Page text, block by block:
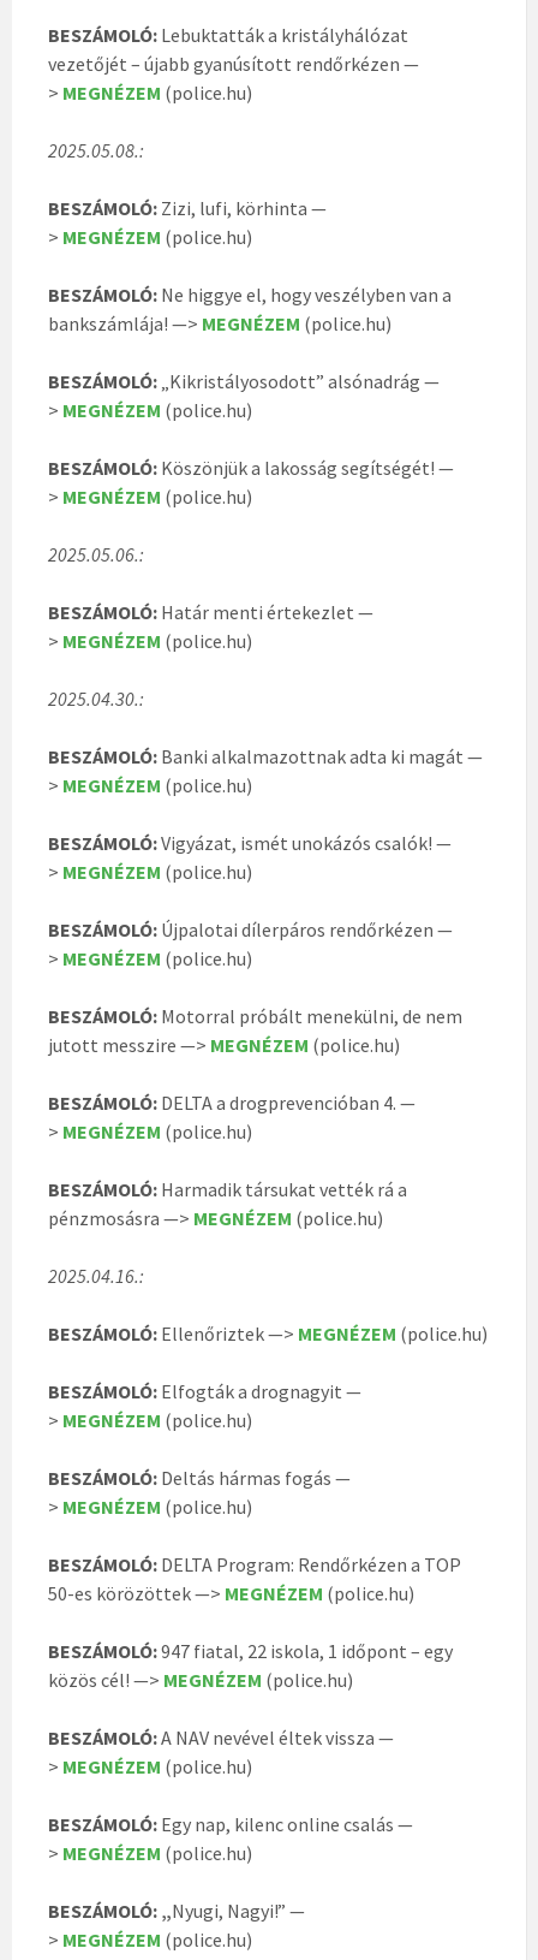
BESZÁMOLÓ: Lebuktatták a kristályhálózat
vezetőjét – újabb gyanúsított rendőrkézen —
> MEGNÉZEM (police.hu)
2025.05.08.:
BESZÁMOLÓ: Zizi, lufi, körhinta —
> MEGNÉZEM (police.hu)
BESZÁMOLÓ: Ne higgye el, hogy veszélyben van a
bankszámlája! —> MEGNÉZEM (police.hu)
BESZÁMOLÓ: „Kikristályosodott” alsónadrág —
> MEGNÉZEM (police.hu)
BESZÁMOLÓ: Köszönjük a lakosság segítségét! —
> MEGNÉZEM (police.hu)
2025.05.06.:
BESZÁMOLÓ: Határ menti értekezlet —
> MEGNÉZEM (police.hu)
2025.04.30.:
BESZÁMOLÓ: Banki alkalmazottnak adta ki magát —
> MEGNÉZEM (police.hu)
BESZÁMOLÓ:Vigyázat, ismét unokázós csalók! —
> MEGNÉZEM (police.hu)
BESZÁMOLÓ: Újpalotai dílerpáros rendőrkézen —
> MEGNÉZEM (police.hu)
BESZÁMOLÓ: Motorral próbált menekülni, de nem
jutott messzire —> MEGNÉZEM (police.hu)
BESZÁMOLÓ: DELTA a drogprevencióban 4. —
> MEGNÉZEM (police.hu)
BESZÁMOLÓ: Harmadik társukat vették rá a
pénzmosásra —> MEGNÉZEM (police.hu)
2025.04.16.:
BESZÁMOLÓ: Ellenőriztek —> MEGNÉZEM (police.hu)
BESZÁMOLÓ: Elfogták a drognagyit —
> MEGNÉZEM (police.hu)
BESZÁMOLÓ: Deltás hármas fogás —
> MEGNÉZEM (police.hu)
BESZÁMOLÓ: DELTA Program: Rendőrkézen a TOP
50-es körözöttek —> MEGNÉZEM (police.hu)
BESZÁMOLÓ:947 fiatal, 22 iskola, 1 időpont – egy
közös cél! —> MEGNÉZEM (police.hu)
BESZÁMOLÓ:A NAV nevével éltek vissza —
> MEGNÉZEM (police.hu)
BESZÁMOLÓ: Egy nap, kilenc online csalás —
> MEGNÉZEM (police.hu)
BESZÁMOLÓ: „Nyugi, Nagyi!” —
> MEGNÉZEM (police.hu)